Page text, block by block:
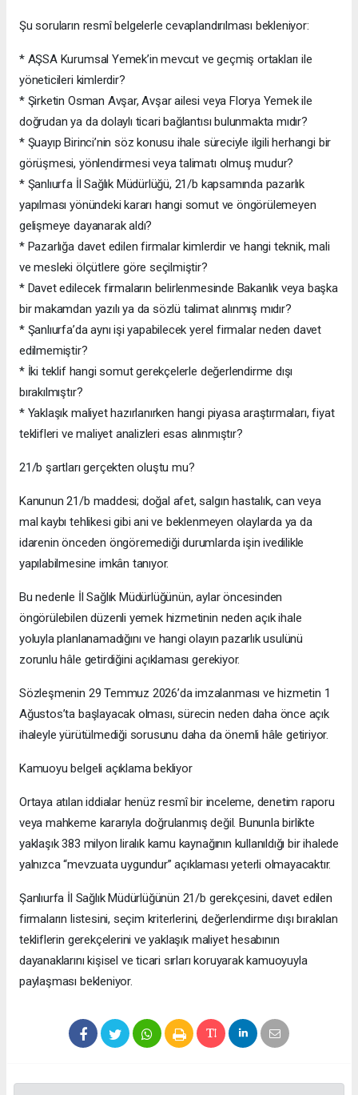
Şu soruların resmî belgelerle cevaplandırılması bekleniyor:
* AŞSA Kurumsal Yemek’in mevcut ve geçmiş ortakları ile
yöneticileri kimlerdir?
* Şirketin Osman Avşar, Avşar ailesi veya Florya Yemek ile
doğrudan ya da dolaylı ticari bağlantısı bulunmakta mıdır?
* Şuayıp Birinci’nin söz konusu ihale süreciyle ilgili herhangi bir
görüşmesi, yönlendirmesi veya talimatı olmuş mudur?
* Şanlıurfa İl Sağlık Müdürlüğü, 21/b kapsamında pazarlık
yapılması yönündeki kararı hangi somut ve öngörülemeyen
gelişmeye dayanarak aldı?
* Pazarlığa davet edilen firmalar kimlerdir ve hangi teknik, mali
ve mesleki ölçütlere göre seçilmiştir?
* Davet edilecek firmaların belirlenmesinde Bakanlık veya başka
bir makamdan yazılı ya da sözlü talimat alınmış mıdır?
* Şanlıurfa’da aynı işi yapabilecek yerel firmalar neden davet
edilmemiştir?
* İki teklif hangi somut gerekçelerle değerlendirme dışı
bırakılmıştır?
* Yaklaşık maliyet hazırlanırken hangi piyasa araştırmaları, fiyat
teklifleri ve maliyet analizleri esas alınmıştır?
21/b şartları gerçekten oluştu mu?
Kanunun 21/b maddesi; doğal afet, salgın hastalık, can veya
mal kaybı tehlikesi gibi ani ve beklenmeyen olaylarda ya da
idarenin önceden öngöremediği durumlarda işin ivedilikle
yapılabilmesine imkân tanıyor.
Bu nedenle İl Sağlık Müdürlüğünün, aylar öncesinden
öngörülebilen düzenli yemek hizmetinin neden açık ihale
yoluyla planlanamadığını ve hangi olayın pazarlık usulünü
zorunlu hâle getirdiğini açıklaması gerekiyor.
Sözleşmenin 29 Temmuz 2026’da imzalanması ve hizmetin 1
Ağustos’ta başlayacak olması, sürecin neden daha önce açık
ihaleyle yürütülmediği sorusunu daha da önemli hâle getiriyor.
Kamuoyu belgeli açıklama bekliyor
Ortaya atılan iddialar henüz resmî bir inceleme, denetim raporu
veya mahkeme kararıyla doğrulanmış değil. Bununla birlikte
yaklaşık 383 milyon liralık kamu kaynağının kullanıldığı bir ihalede
yalnızca “mevzuata uygundur” açıklaması yeterli olmayacaktır.
Şanlıurfa İl Sağlık Müdürlüğünün 21/b gerekçesini, davet edilen
firmaların listesini, seçim kriterlerini, değerlendirme dışı bırakılan
tekliflerin gerekçelerini ve yaklaşık maliyet hesabının
dayanaklarını kişisel ve ticari sırları koruyarak kamuoyuyla
paylaşması bekleniyor.